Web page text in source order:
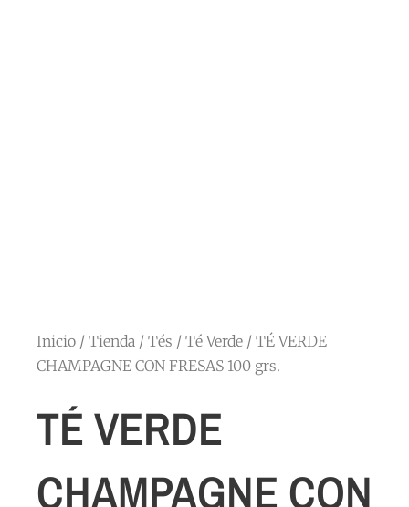
Inicio / Tienda / Tés / Té Verde / TÉ VERDE
CHAMPAGNE CON FRESAS 100 grs.
TÉ VERDE
CHAMPAGNE CON